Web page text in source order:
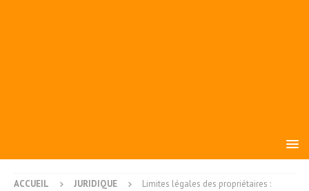
ACCUEIL JURIDIQUE
Limites légales des propriétaires :